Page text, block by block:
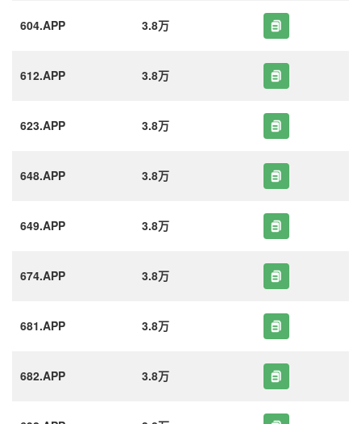
604.APP 3.8万
612.APP 3.8万
623.APP 3.8万
648.APP 3.8万
649.APP 3.8万
674.APP 3.8万
681.APP 3.8万
682.APP 3.8万